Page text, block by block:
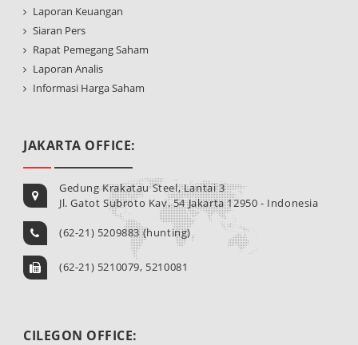
Laporan Keuangan
Siaran Pers
Rapat Pemegang Saham
Laporan Analis
Informasi Harga Saham
JAKARTA OFFICE:
Gedung Krakatau Steel, Lantai 3
Jl. Gatot Subroto Kav. 54 Jakarta 12950 - Indonesia
(62-21) 5209883 (hunting)
(62-21) 5210079, 5210081
CILEGON OFFICE: